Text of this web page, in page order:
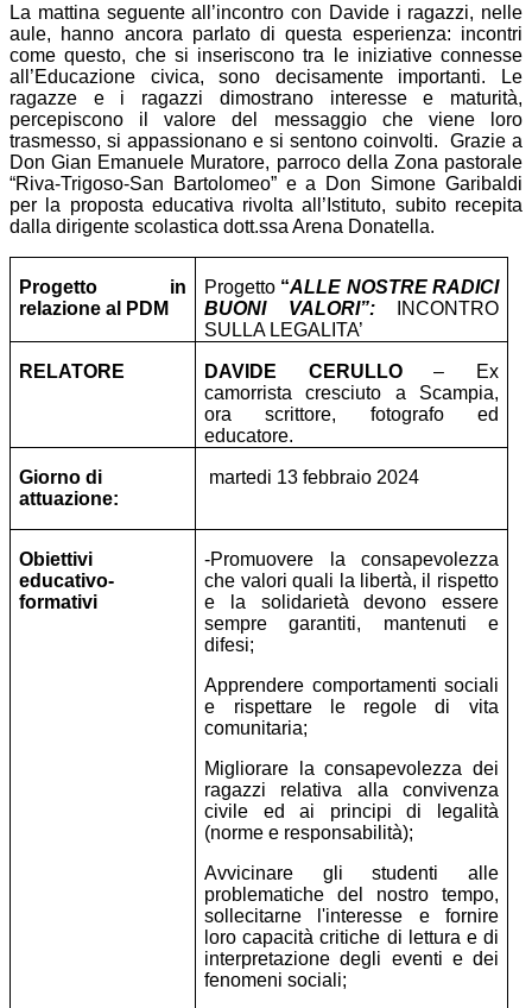
La mattina seguente all’incontro con Davide i ragazzi, nelle
aule, hanno ancora parlato di questa esperienza: incontri
come questo, che si inseriscono tra le iniziative connesse
all’Educazione civica, sono decisamente importanti. Le
ragazze e i ragazzi dimostrano interesse e maturità,
percepiscono il valore del messaggio che viene loro
trasmesso, si appassionano e si sentono coinvolti. Grazie a
Don Gian Emanuele Muratore, parroco della Zona pastorale
“Riva-Trigoso-San Bartolomeo” e a Don Simone Garibaldi
per la proposta educativa rivolta all’Istituto, subito recepita
dalla dirigente scolastica dott.ssa Arena Donatella.
Progetto in
relazione al PDM
Progetto “ALLE NOSTRE RADICI
BUONI VALORI”:
INCONTRO
SULLA LEGALITA’
RELATORE DAVIDE CERULLO– Ex
camorrista cresciuto a Scampia,
ora scrittore, fotografo ed
educatore.
Giorno di
attuazione:
martedi 13 febbraio 2024
Obiettivi
educativo-
formativi
-Promuovere la consapevolezza
che valori quali la libertà, il rispetto
e la solidarietà devono essere
sempre garantiti, mantenuti e
difesi;
Apprendere comportamenti sociali
e rispettare le regole di vita
comunitaria;
Migliorare la consapevolezza dei
ragazzi relativa alla convivenza
civile ed ai principi di legalità
(norme e responsabilità);
Avvicinare gli studenti alle
problematiche del nostro tempo,
sollecitarne l'interesse e fornire
loro capacità critiche di lettura e di
interpretazione degli eventi e dei
fenomeni sociali;